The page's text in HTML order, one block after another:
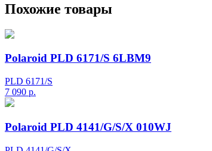
Похожие товары
Polaroid PLD 6171/S 6LBM9
PLD 6171/S
7 090 р.
Polaroid PLD 4141/G/S/X 010WJ